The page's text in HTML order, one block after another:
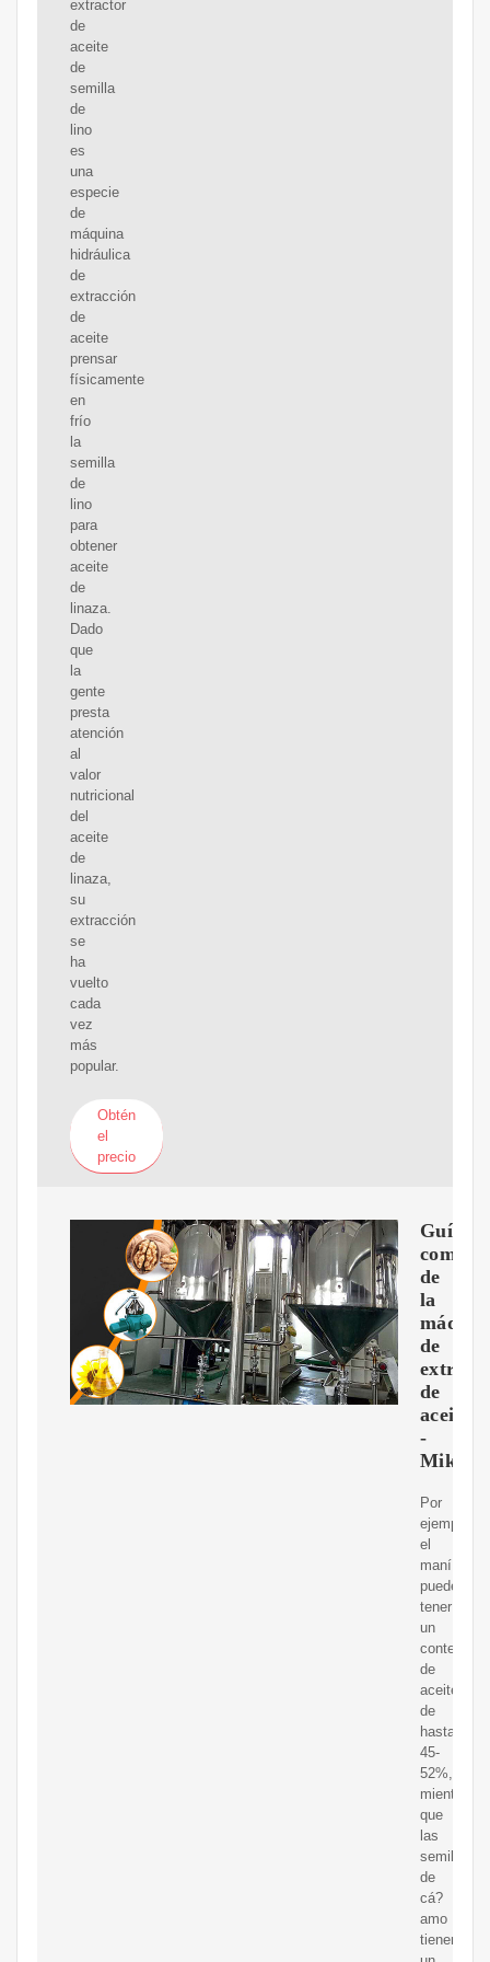
extractor
de
aceite
de
semilla
de
lino
es
una
especie
de
máquina
hidráulica
de
extracción
de
aceite
prensar
físicamente
en
frío
la
semilla
de
lino
para
obtener
aceite
de
linaza.
Dado
que
la
gente
presta
atención
al
valor
nutricional
del
aceite
de
linaza,
su
extracción
se
ha
vuelto
cada
vez
más
popular.
Obtén
el
precio
Guía
de
la
de
de
aceite
-
Mikim
Por
ejemplo,
el
maní
puede
tener
un
contenido
de
aceite
de
hasta
45-
52%,
mientras
que
las
semillas
de
cá?
amo
tienen